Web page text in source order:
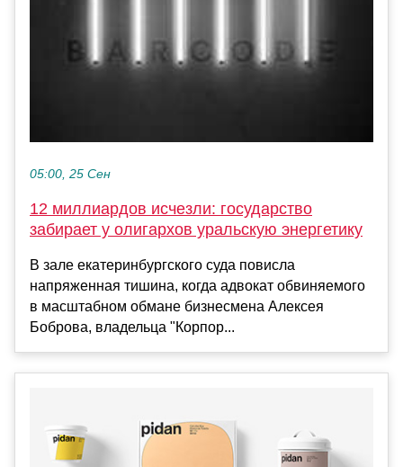
05:00, 25 Сен
12 миллиардов исчезли: государство
забирает у олигархов уральскую энергетику
В зале екатеринбургского суда повисла
напряженная тишина, когда адвокат обвиняемого
в масштабном обмане бизнесмена Алексея
Боброва, владельца "Корпор...